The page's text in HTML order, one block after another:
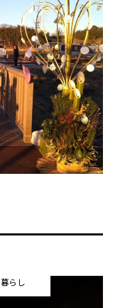
暮らし